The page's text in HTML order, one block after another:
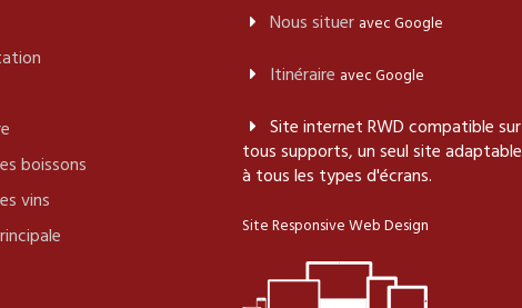
boissons
vins
Nous situer avec Google
Itinéraire avec Google
Site internet RWD compatible sur
tous supports, un seul site adaptable
à tous les types d'écrans.
Site Responsive Web Design